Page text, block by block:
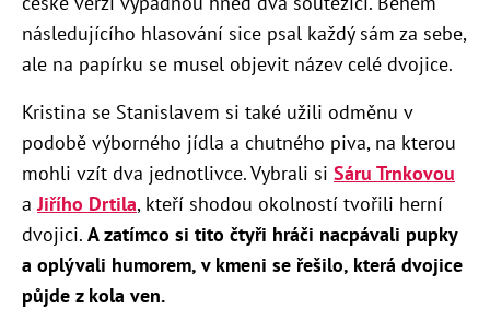
následujícího hlasování sice psal každý sám za sebe,
ale na papírku se musel objevit název celé dvojice.
Kristina se Stanislavem si také užili odměnu v
podobě výborného jídla a chutného piva, na kterou
mohli vzít dva jednotlivce. Vybrali si Sáru Trnkovou
aJiřího Drtila, kteří shodou okolností tvořili herní
dvojici. A zatímco si tito čtyři hráči nacpávali pupky
a oplývali humorem, v kmeni se řešilo, která dvojice
půjde z kola ven.